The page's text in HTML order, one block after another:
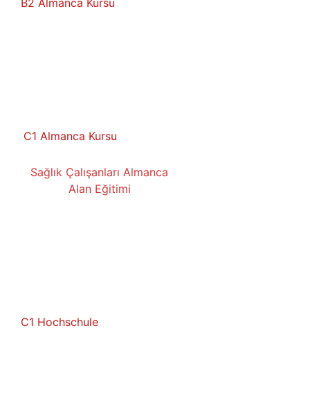
B2 Almanca Kursu
C1 Almanca Kursu
Sağlık Çalışanları Almanca
Alan Eğitimi
C1 Hochschule